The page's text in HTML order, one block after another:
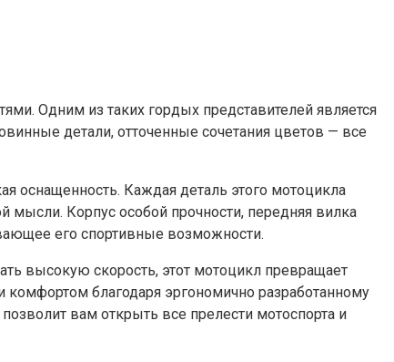
Одним из таких гордых представителей является
детали, отточенные сочетания цветов — все
оснащенность. Каждая деталь этого мотоцикла
мысли. Корпус особой прочности, передняя вилка
его спортивные возможности.
высокую скорость, этот мотоцикл превращает
благодаря эргономично разработанному
вам открыть все прелести мотоспорта и